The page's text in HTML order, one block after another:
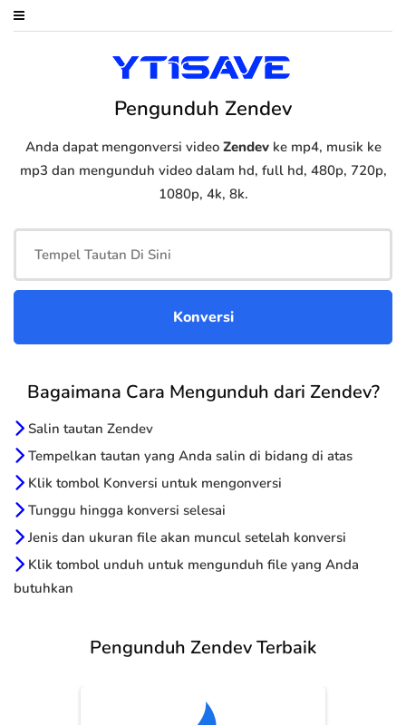
Pengunduh Zendev
Anda dapat mengonversi video Zendevke mp4, musik ke
mp3 dan mengunduh video dalam hd, full hd, 480p, 720p,
1080p, 4k, 8k.
Bagaimana Cara Mengunduh dari Zendev?
Salin tautan Zendev
Tempelkan tautan yang Anda salin di bidang di atas
Klik tombol Konversi untuk mengonversi
Tunggu hingga konversi selesai
Jenis dan ukuran file akan muncul setelah konversi
Klik tombol unduh untuk mengunduh file yang Anda
butuhkan
Pengunduh Zendev Terbaik